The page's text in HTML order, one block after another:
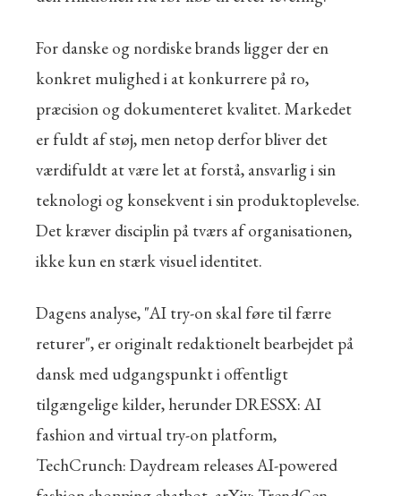
For danske og nordiske brands ligger der en
konkret mulighed i at konkurrere på ro,
præcision og dokumenteret kvalitet. Markedet
er fuldt af støj, men netop derfor bliver det
værdifuldt at være let at forstå, ansvarlig i sin
teknologi og konsekvent i sin produktoplevelse.
Det kræver disciplin på tværs af organisationen,
ikke kun en stærk visuel identitet.
Dagens analyse, "AI try-on skal føre til færre
returer", er originalt redaktionelt bearbejdet på
dansk med udgangspunkt i offentligt
tilgængelige kilder, herunder DRESSX: AI
fashion and virtual try-on platform,
TechCrunch: Daydream releases AI-powered